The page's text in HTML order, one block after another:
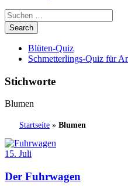
Blüten-Quiz
Schmetterlings-Quiz für
Stichworte
Blumen
Startseite » Blumen
15. Juli
Der Fuhrwagen